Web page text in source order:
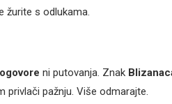
žurite s odlukama.
ni putovanja. Znak
privlači pažnju. Više odmarajte.